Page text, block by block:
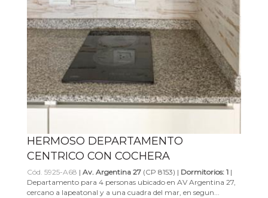
HERMOSO DEPARTAMENTO
CENTRICO CON COCHERA
Cód. 5925-A68 | Av. Argentina 27 (CP 8153) | Dormitorios: 1 |
Departamento para 4 personas ubicado en AV Argentina 27,
cercano a lapeatonal y a una cuadra del mar, en segun...